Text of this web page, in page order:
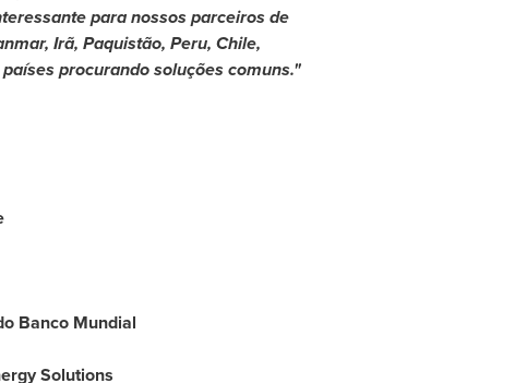
para nossos parceiros de
, Irã, Paquistão, Peru, Chile,
procurando soluções comuns."
Banco Mundial
Solutions